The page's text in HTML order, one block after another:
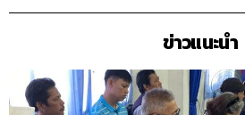
ข่าวแนะนำ